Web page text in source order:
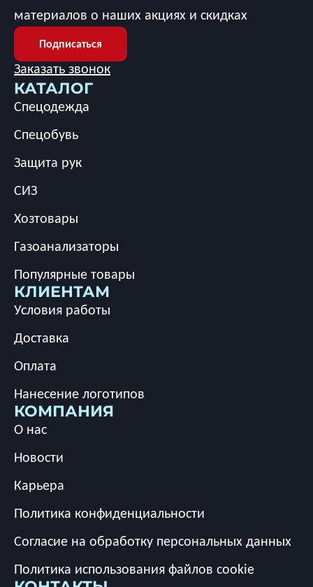
КАТАЛОГ
Спецодежда
Спецобувь
Защита рук
СИЗ
Хозтовары
Газоанализаторы
Популярные товары
КЛИЕНТАМ
Условия работы
Доставка
Оплата
Нанесение логотипов
КОМПАНИЯ
О нас
Новости
Карьера
Политика конфиденциальности
Согласие на обработку персональных данных
Политика использования файлов cookie
материалов о наших акциях и скидках
Подписаться
Заказать звонок